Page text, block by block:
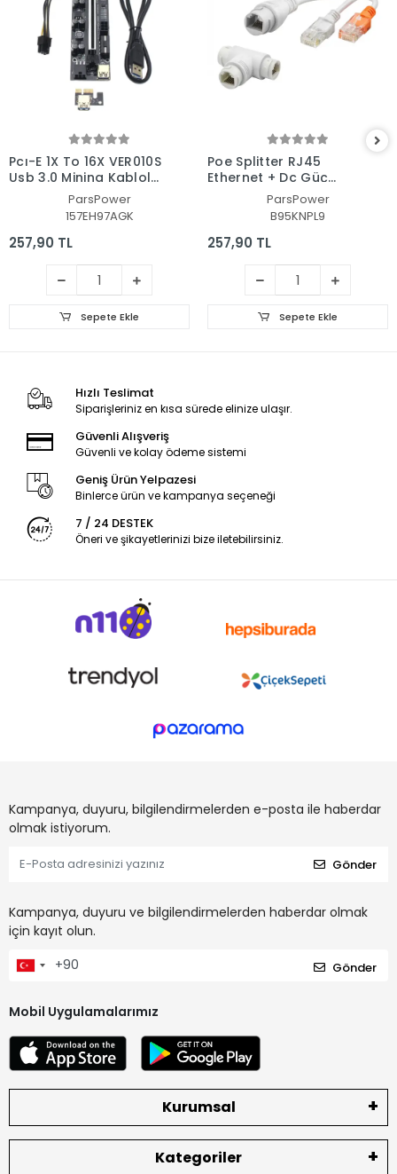
Pcı-E 1X To 16X VER010S
Usb 3.0 Mining Kablolu
Riser DGRTKN_096
ParsPower
157EH97AGK
257,90 TL
Sepete Ekle
Poe Splitter RJ45
Ethernet + Dc Güç
Ayırıcı Ip Kamera ve
Ağ Cihazları Için T
ParsPower
B95KNPL9
257,90 TL
Sepete Ekle
Hızlı Teslimat
Siparişleriniz en kısa sürede elinize ulaşır.
Güvenli Alışveriş
Güvenli ve kolay ödeme sistemi
Geniş Ürün Yelpazesi
Binlerce ürün ve kampanya seçeneği
7 / 24 DESTEK
Öneri ve şikayetlerinizi bize iletebilirsiniz.
Kampanya, duyuru, bilgilendirmelerden e-posta ile haberdar
olmak istiyorum.
Gönder
Kampanya, duyuru ve bilgilendirmelerden haberdar olmak
için kayıt olun.
Gönder
Mobil Uygulamalarımız
Kurumsal
Kategoriler